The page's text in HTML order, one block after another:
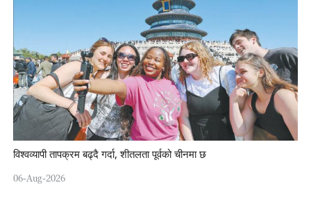
विश्वव्यापी तापक्रम बढ्दै गर्दा, शीतलता पूर्वको चीनमा छ
06-Aug-2026